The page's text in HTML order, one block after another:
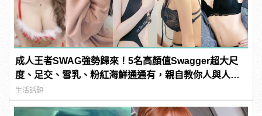
成人王者SWAG強勢歸來！5名高顏值Swagger超大尺
度、足交、雪乳、粉紅海鮮通通有，親自教你人與人的
連結！ | manfashion這樣變型男
生活話題